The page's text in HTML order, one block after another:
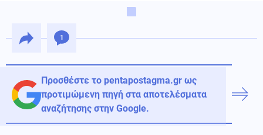
1
Προσθέστε το pentapostagma.gr ως
προτιμώμενη πηγή στα αποτελέσματα
αναζήτησης στην Google.